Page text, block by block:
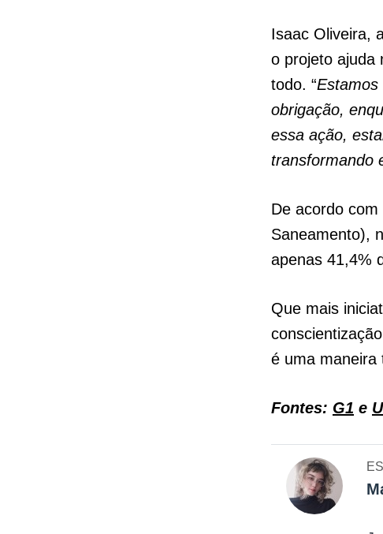
Isaac Oliveira,
o projeto ajuda
todo. “Estamos
obrigação,
essa ação,
transformando
De acordo
Saneamento),
apenas 41,4%
Que mais
é uma maneira
Fontes: G1 e